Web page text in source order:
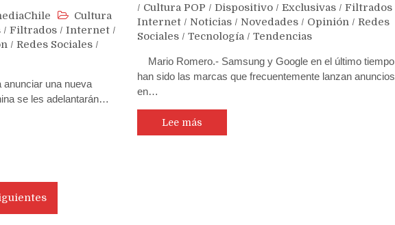
Cultura
/ Filtrados / Internet /
/ Redes Sociales /
una nueva
se les adelantarán…
/ Cultura POP / Dispositivo / Exclusivas / Filtrados
Internet / Noticias / Novedades / Opinión / Redes
Sociales / Tecnología / Tendencias
Mario Romero.- Samsung y Google en el último tiempo
han sido las marcas que frecuentemente lanzan anuncios
en…
Lee más